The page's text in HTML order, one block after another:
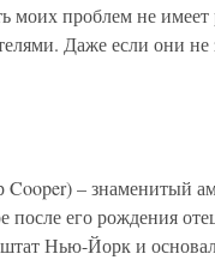
моих проблем не
Даже если они
– знаменитый
его рождения
Нью-Йорк и